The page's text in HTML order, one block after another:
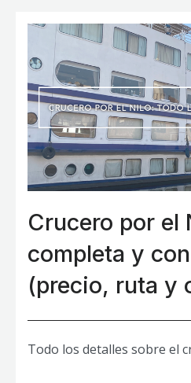
Crucero por el
completa y
(precio, ruta y
Todo los detalles sobre el